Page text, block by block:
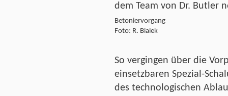
dem Team von Dr. Butler
Betoniervorgang
Foto: R. Bialek
So vergingen über die
einsetzbaren Spezial-
des technologischen